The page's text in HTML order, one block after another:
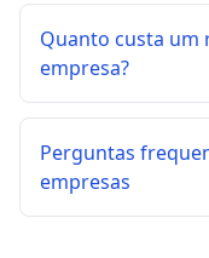
Quanto custa um
empresa?
Perguntas
empresas